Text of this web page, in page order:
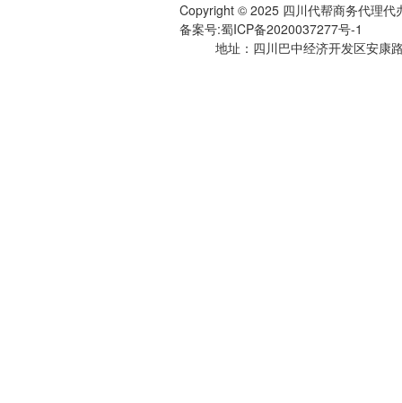
Copyright © 2025 四川代帮商务代理代
备案号:蜀ICP备2020037277号-1
地址：四川巴中经济开发区安康